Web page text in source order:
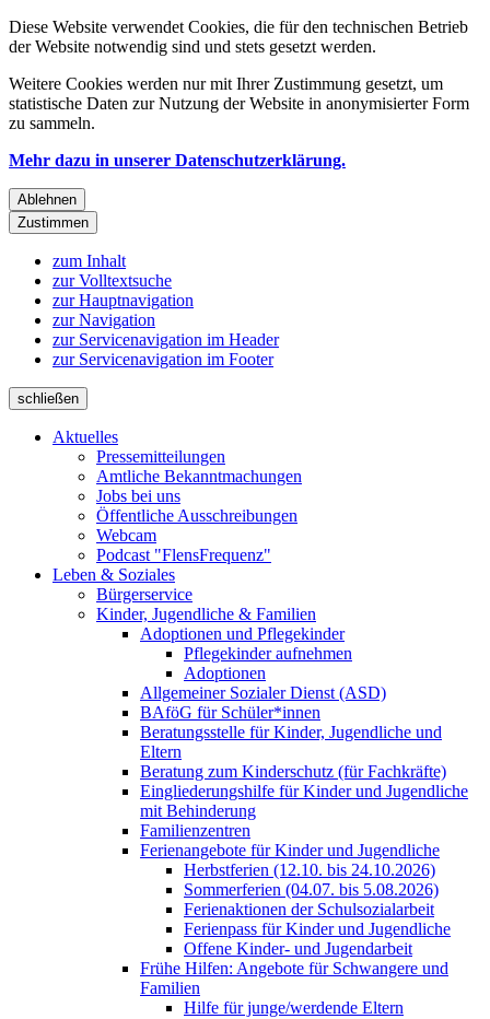
Diese Website verwendet Cookies, die für den technischen Betrieb
der Website notwendig sind und stets gesetzt werden.
Weitere Cookies werden nur mit Ihrer Zustimmung gesetzt, um
statistische Daten zur Nutzung der Website in anonymisierter Form
zu sammeln.
Mehr dazu in unserer Datenschutzerklärung.
Ablehnen
Zustimmen
zum Inhalt
zur Volltextsuche
zur Hauptnavigation
zur Navigation
zur Servicenavigation im Header
zur Servicenavigation im Footer
schließen
Aktuelles
Pressemitteilungen
Amtliche Bekanntmachungen
Jobs bei uns
Öffentliche Ausschreibungen
Webcam
Podcast "FlensFrequenz"
Leben & Soziales
Bürgerservice
Kinder, Jugendliche & Familien
Adoptionen und Pflegekinder
Pflegekinder aufnehmen
Adoptionen
Allgemeiner Sozialer Dienst (ASD)
BAföG für Schüler*innen
Beratungsstelle für Kinder, Jugendliche und
Eltern
Beratung zum Kinderschutz (für Fachkräfte)
Eingliederungshilfe für Kinder und Jugendliche
mit Behinderung
Familienzentren
Ferienangebote für Kinder und Jugendliche
Herbstferien (12.10. bis 24.10.2026)
Sommerferien (04.07. bis 5.08.2026)
Ferienaktionen der Schulsozialarbeit
Ferienpass für Kinder und Jugendliche
Offene Kinder- und Jugendarbeit
Frühe Hilfen: Angebote für Schwangere und
Familien
Hilfe für junge/werdende Eltern